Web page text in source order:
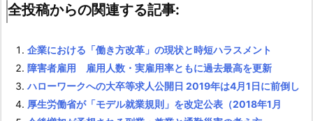
る
事:
全投稿からの関連する記事:
企業における「働き方改革」の現状と時短ハラスメント
障害者雇用 雇用人数・実雇用率ともに過去最高を更新
ハローワークへの大卒等求人公開日 2019年は4月1日に前倒し
厚生労働省が「モデル就業規則」を改定公表（2018年1月